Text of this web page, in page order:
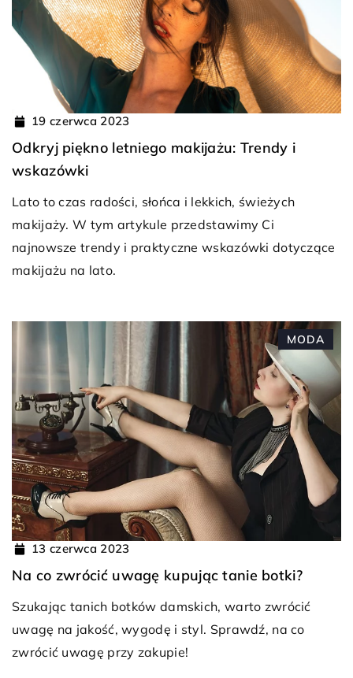
19 czerwca 2023
Odkryj piękno letniego makijażu: Trendy i
wskazówki
Lato to czas radości, słońca i lekkich, świeżych
makijaży. W tym artykule przedstawimy Ci
najnowsze trendy i praktyczne wskazówki dotyczące
makijażu na lato.
MODA
13 czerwca 2023
Na co zwrócić uwagę kupując tanie botki?
Szukając tanich botków damskich, warto zwrócić
uwagę na jakość, wygodę i styl. Sprawdź, na co
zwrócić uwagę przy zakupie!